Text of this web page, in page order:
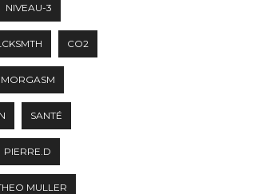
NIVEAU-3
CO2
MORGASM
SANTÉ
PIERRE.D
MULLER